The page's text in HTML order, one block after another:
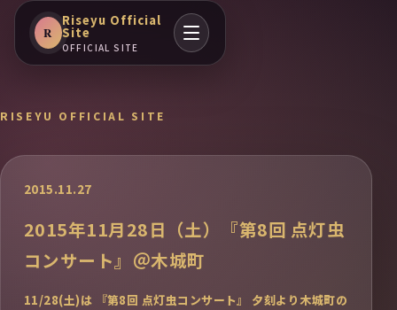
R
Riseyu Official
Site
OFFICIAL SITE
RISEYU OFFICIAL SITE
2015.11.27
2015年11月28日（土）『第8回 点灯虫
コンサート』＠木城町
11/28(土)は 『第8回 点灯虫コンサート』 夕刻より木城町の